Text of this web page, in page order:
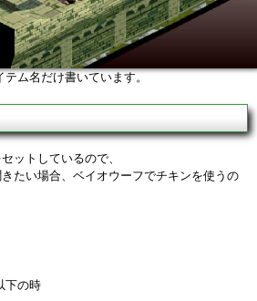
テム名だけ書いています。
ットしているので、
たい場合、ベイオウーフでチキンを使うの
下の時